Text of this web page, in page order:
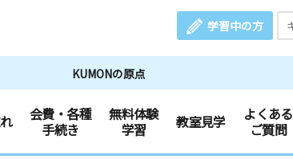
学習中の方
KUMONの原点
会費・各種
手続き
無料体験
学習
教室見学
よくある
ご質問